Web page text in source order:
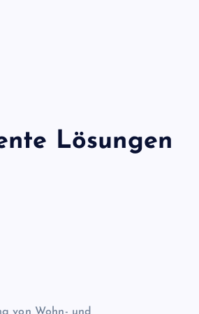
Lösungen